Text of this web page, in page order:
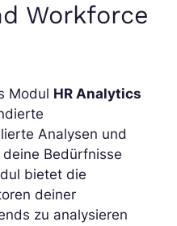
Workforce
Modul HR Analytics
Analysen und
Bedürfnisse
bietet die
deiner
zu analysieren